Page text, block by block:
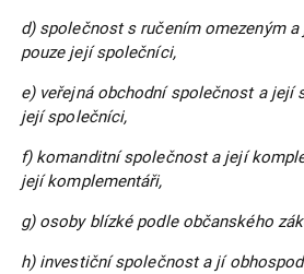
d) společnost s ručením omezeným
pouze její společníci,
e) veřejná obchodní společnost a její
její společníci,
f) komanditní společnost a její
její komplementáři,
g) osoby blízké podle občanského
h) investiční společnost a jí